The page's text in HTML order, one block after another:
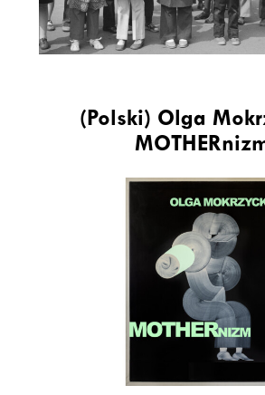
(Polski) Olga